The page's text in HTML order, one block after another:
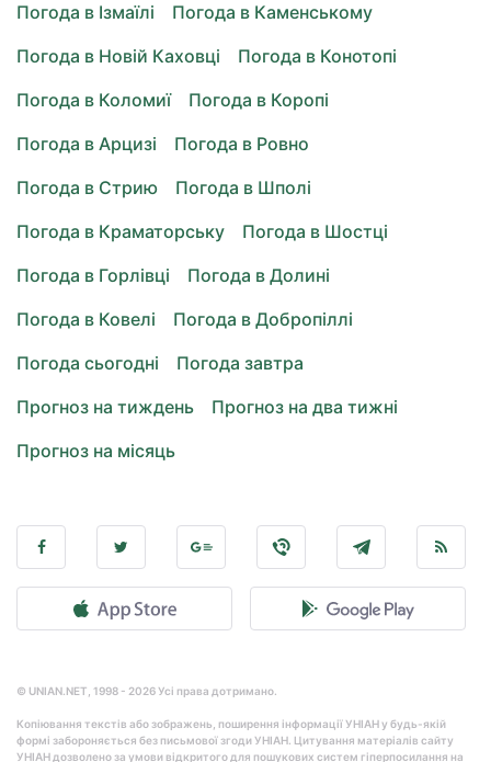
Погода в Ізмаїлі
Погода в Каменському
Погода в Новій Каховці
Погода в Конотопі
Погода в Коломиї
Погода в Коропі
Погода в Арцизі
Погода в Ровно
Погода в Стрию
Погода в Шполі
Погода в Краматорську
Погода в Шостці
Погода в Горлівці
Погода в Долині
Погода в Ковелі
Погода в Добропіллі
Погода сьогодні
Погода завтра
Прогноз на тиждень
Прогноз на два тижні
Прогноз на місяць
© UNIAN.NET, 1998 - 2026 Усі права дотримано.
Копіювання текстів або зображень, поширення інформації УНІАН у будь-якій
формі забороняється без письмової згоди УНІАН. Цитування матеріалів сайту
УНІАН дозволено за умови відкритого для пошукових систем гіперпосилання на